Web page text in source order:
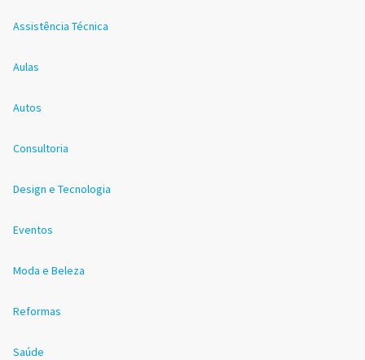
Assistência Técnica
Aulas
Autos
Consultoria
Design e Tecnologia
Eventos
Moda e Beleza
Reformas
Saúde